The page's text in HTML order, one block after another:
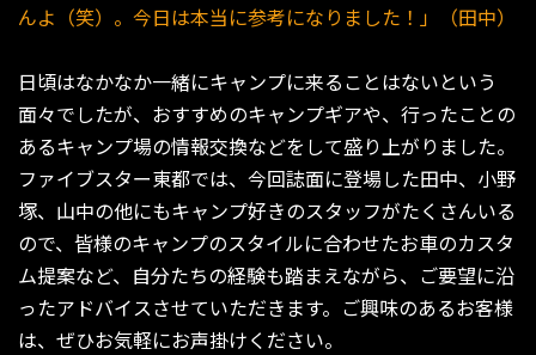
んよ（笑）。今日は本当に参考になりました！」（田中）
日頃はなかなか一緒にキャンプに来ることはないという
面々でしたが、おすすめのキャンプギアや、行ったことの
あるキャンプ場の情報交換などをして盛り上がりました。
ファイブスター東都では、今回誌面に登場した田中、小野
塚、山中の他にもキャンプ好きのスタッフがたくさんいる
ので、皆様のキャンプのスタイルに合わせたお車のカスタ
ム提案など、自分たちの経験も踏まえながら、ご要望に沿
ったアドバイスさせていただきます。ご興味のあるお客様
は、ぜひお気軽にお声掛けください。